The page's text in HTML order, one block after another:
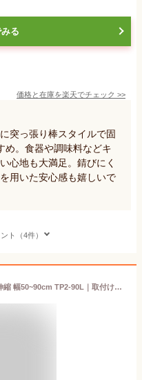
る
価格と在庫を楽天でチェック >>
突っ張り棒スタイルで固
め。食器や調味料などキ
心地も大満足。錆びにく
用いた安心感も嬉しいで
ト（4件）
送料無料キッチンつっぱり棚2段 伸縮 幅50~90cm TP2-90L｜取付け簡単 シンク収納 水切りラック 高さ調節可能 突っ張り棚 シンク 棚 キッチン収納アクセサリー小物付き 調味料ラック 小物ラック タオル つっぱり棚 水切り ラック キッチンラック 伸縮棚 壁面収納 田窪